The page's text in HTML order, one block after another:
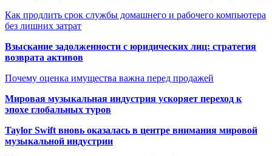
Как продлить срок службы домашнего и рабочего компьютера
без лишних затрат
Взыскание задолженности с юридических лиц: стратегия
возврата активов
Почему оценка имущества важна перед продажей
Мировая музыкальная индустрия ускоряет переход к
эпохе глобальных туров
Taylor Swift вновь оказалась в центре внимания мировой
музыкальной индустрии